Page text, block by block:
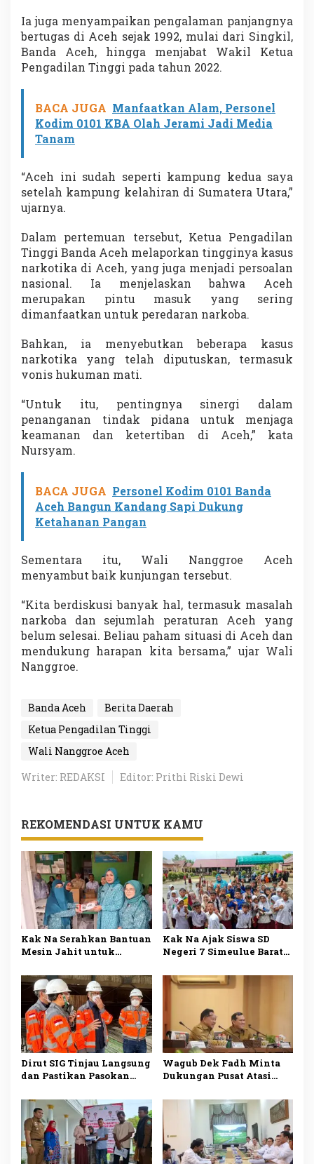
Ia juga menyampaikan pengalaman panjangnya
bertugas di Aceh sejak 1992, mulai dari Singkil,
Banda Aceh, hingga menjabat Wakil Ketua
Pengadilan Tinggi pada tahun 2022.
BACA JUGA Manfaatkan Alam, Personel
Kodim 0101 KBA Olah Jerami Jadi Media
Tanam
“Aceh ini sudah seperti kampung kedua saya
setelah kampung kelahiran di Sumatera Utara,”
ujarnya.
Dalam pertemuan tersebut, Ketua Pengadilan
Tinggi Banda Aceh melaporkan tingginya kasus
narkotika di Aceh, yang juga menjadi persoalan
nasional. Ia menjelaskan bahwa Aceh
merupakan pintu masuk yang sering
dimanfaatkan untuk peredaran narkoba.
Bahkan, ia menyebutkan beberapa kasus
narkotika yang telah diputuskan, termasuk
vonis hukuman mati.
“Untuk itu, pentingnya sinergi dalam
penanganan tindak pidana untuk menjaga
keamanan dan ketertiban di Aceh,” kata
Nursyam.
BACA JUGA Personel Kodim 0101 Banda
Aceh Bangun Kandang Sapi Dukung
Ketahanan Pangan
Sementara itu, Wali Nanggroe Aceh
menyambut baik kunjungan tersebut.
“Kita berdiskusi banyak hal, termasuk masalah
narkoba dan sejumlah peraturan Aceh yang
belum selesai. Beliau paham situasi di Aceh dan
mendukung harapan kita bersama,” ujar Wali
Nanggroe.
Banda Aceh
Berita Daerah
Ketua Pengadilan Tinggi
Wali Nanggroe Aceh
Writer: REDAKSI
Editor: Prithi Riski Dewi
REKOMENDASI UNTUK KAMU
Kak Na Serahkan Bantuan
Mesin Jahit untuk
Lhok Makmur
Kak Na Ajak Siswa SD
Negeri 7 Simeulue Barat
Masa Depan Sehat
Dirut SIG Tinjau Langsung
dan Pastikan Pasokan
Normal
Wagub Dek Fadh Minta
Dukungan Pusat Atasi
Semen di Aceh